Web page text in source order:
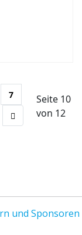
7
Seite 10
von 12
und Sponsoren